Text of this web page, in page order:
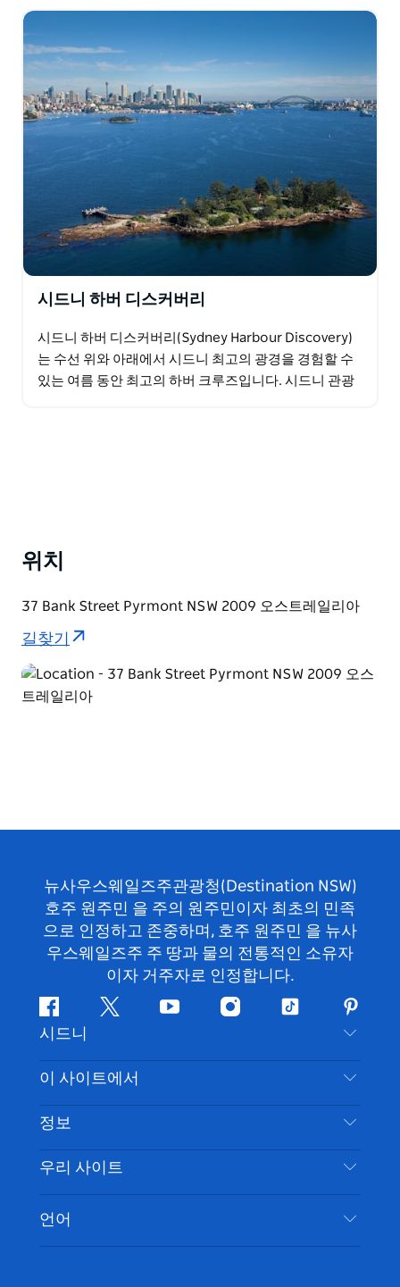
시드니 하버 디스커버리
시드니 하버 디스커버리(Sydney Harbour Discovery)
는 수선 위와 아래에서 시드니 최고의 광경을 경험할 수
있는 여름 동안 최고의 하버 크루즈입니다. 시드니 관광
위치
37 Bank Street Pyrmont NSW 2009 오스트레일리아
길찾기
뉴사우스웨일즈주관광청(Destination NSW)
호주 원주민 을 주의 원주민이자 최초의 민족
으로 인정하고 존중하며, 호주 원주민 을 뉴사
우스웨일즈주 주 땅과 물의 전통적인 소유자
이자 거주자로 인정합니다.
페
이
스
북
지
귀
다
유
브
인
타
램
틱
핀
터
레
스
트
시드니
문의하기
부인 성명
쿠키 고지
이 사이트에서
목적지
할 일
이벤트
숙소
정보
여행 정보
시드니 접근성
귀하의 사업을 등록하세요
우리 사이트
언어